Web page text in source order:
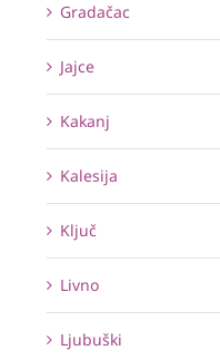
Gradačac
Jajce
Kakanj
Kalesija
Ključ
Livno
Ljubuški